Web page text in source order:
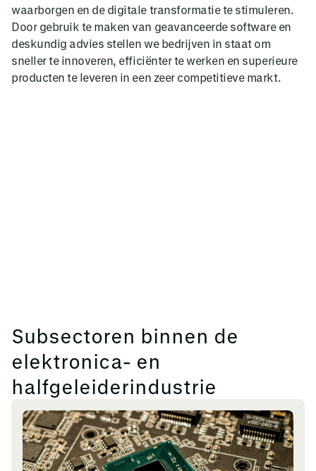
waarborgen en de digitale transformatie te stimuleren.
Door gebruik te maken van geavanceerde software en
deskundig advies stellen we bedrijven in staat om
sneller te innoveren, efficiënter te werken en superieure
producten te leveren in een zeer competitieve markt.
Subsectoren binnen de
elektronica- en
halfgeleiderindustrie